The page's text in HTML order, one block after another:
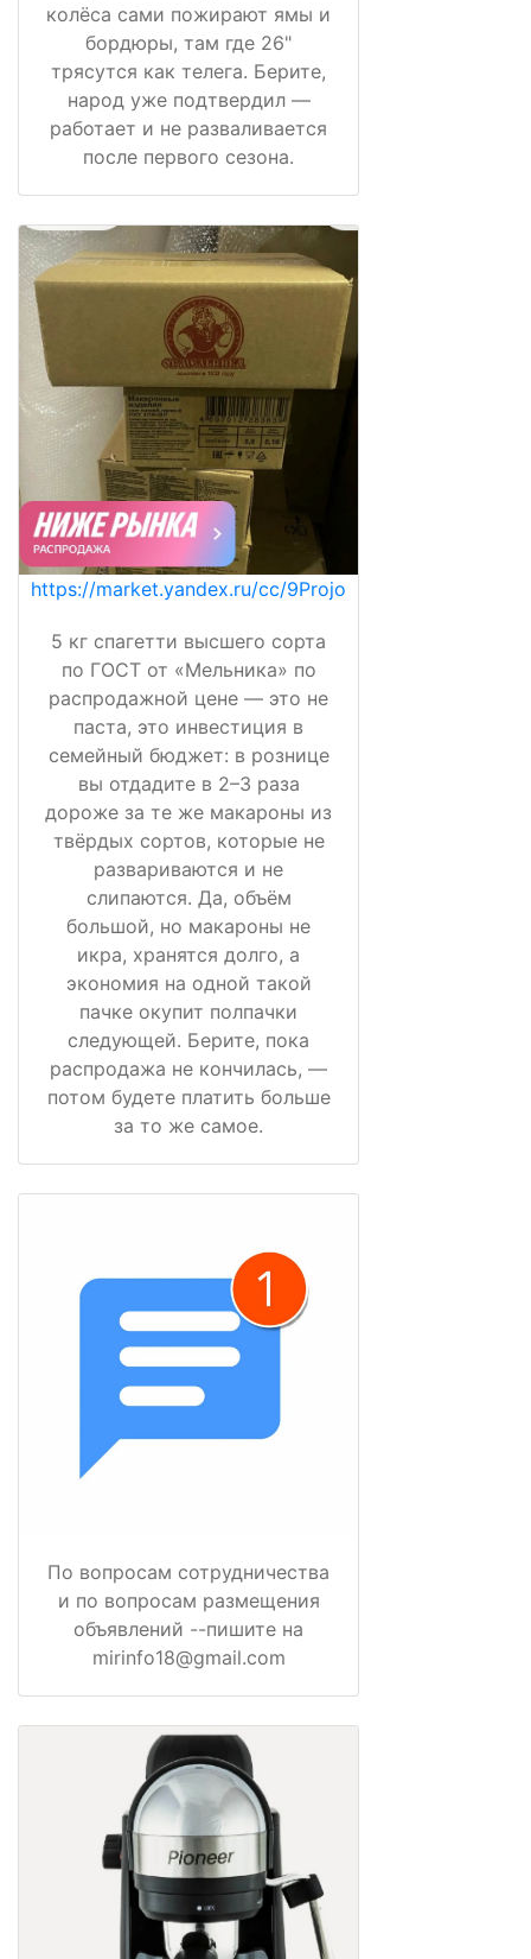
колёса сами пожирают ямы и
бордюры, там где 26"
трясутся как телега. Берите,
народ уже подтвердил —
работает и не разваливается
после первого сезона.
https://market.yandex.ru/cc/9Projo
5 кг спагетти высшего сорта
по ГОСТ от «Мельника» по
распродажной цене — это не
паста, это инвестиция в
семейный бюджет: в рознице
вы отдадите в 2–3 раза
дороже за те же макароны из
твёрдых сортов, которые не
развариваются и не
слипаются. Да, объём
большой, но макароны не
икра, хранятся долго, а
экономия на одной такой
пачке окупит полпачки
следующей. Берите, пока
распродажа не кончилась, —
потом будете платить больше
за то же самое.
По вопросам сотрудничества
и по вопросам размещения
объявлений --пишите на
mirinfo18@gmail.com